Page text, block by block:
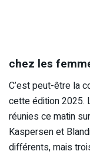
chez les
C’est peut-être la
cette édition 2025.
réunies ce matin
Kaspersen et
différents, mais